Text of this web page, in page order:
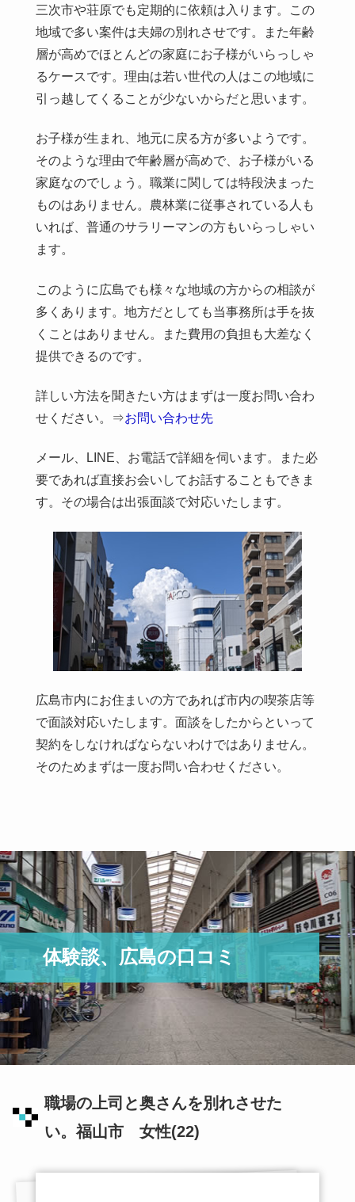
三次市や荘原でも定期的に依頼は入ります。この
地域で多い案件は夫婦の別れさせです。また年齢
層が高めでほとんどの家庭にお子様がいらっしゃ
るケースです。理由は若い世代の人はこの地域に
引っ越してくることが少ないからだと思います。
お子様が生まれ、地元に戻る方が多いようです。
そのような理由で年齢層が高めで、お子様がいる
家庭なのでしょう。職業に関しては特段決まった
ものはありません。農林業に従事されている人も
いれば、普通のサラリーマンの方もいらっしゃい
ます。
このように広島でも様々な地域の方からの相談が
多くあります。地方だとしても当事務所は手を抜
くことはありません。また費用の負担も大差なく
提供できるのです。
詳しい方法を聞きたい方はまずは一度お問い合わ
せください。⇒お問い合わせ先
メール、LINE、お電話で詳細を伺います。また必
要であれば直接お会いしてお話することもできま
す。その場合は出張面談で対応いたします。
広島市内にお住まいの方であれば市内の喫茶店等
で面談対応いたします。面談をしたからといって
契約をしなければならないわけではありません。
そのためまずは一度お問い合わせください。
体験談、広島の口コミ
職場の上司と奥さんを別れさせた
い。福山市 女性(22)